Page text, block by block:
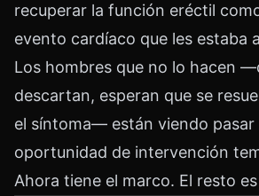
recuperar la función eréctil
evento cardíaco que les estaba
Los hombres que no lo hacen
descartan, esperan que se
el síntoma— están viendo pasar
oportunidad de intervención
Ahora tiene el marco. El resto